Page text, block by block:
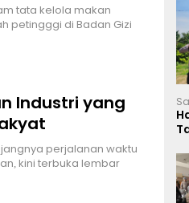
tata kelola makan
petingggi di Badan Gizi
Industri yang
perjalanan waktu
kini terbuka lembar